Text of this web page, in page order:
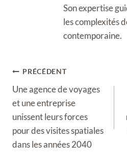
Son expertise
les complexités
contemporaine.
Navigation
de
l’article
PRÉCÉDENT
Une agence de voyages
et une entreprise
unissent leurs forces
pour des visites spatiales
dans les années 2040